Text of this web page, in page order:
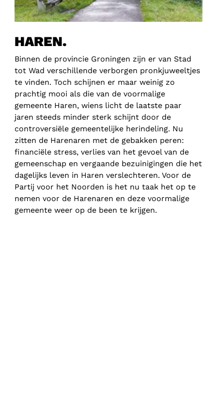
HAREN.
Binnen de provincie Groningen zijn er van Stad
tot Wad verschillende verborgen pronkjuweeltjes
te vinden. Toch schijnen er maar weinig zo
prachtig mooi als die van de voormalige
gemeente Haren, wiens licht de laatste paar
jaren steeds minder sterk schijnt door de
controversiële gemeentelijke herindeling. Nu
zitten de Harenaren met de gebakken peren:
financiële stress, verlies van het gevoel van de
gemeenschap en vergaande bezuinigingen die het
dagelijks leven in Haren verslechteren. Voor de
Partij voor het Noorden is het nu taak het op te
nemen voor de Harenaren en deze voormalige
gemeente weer op de been te krijgen.